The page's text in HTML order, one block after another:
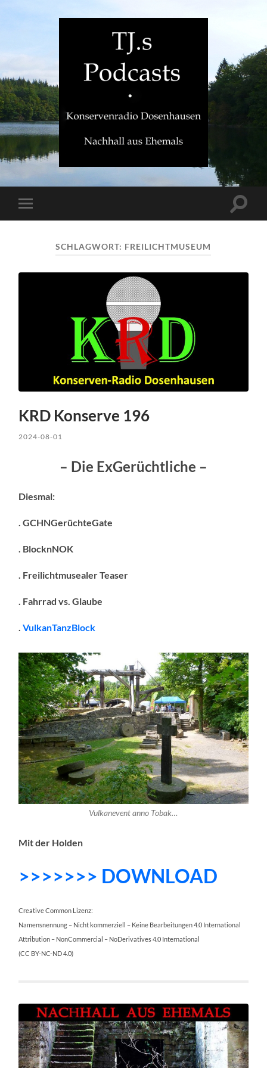
TJ.s
Mobile-
Menü
SCHLAGWORT: FREILICHTMUSEUM
KRD Konserve 196
2024-08-01
– Die ExGerüchtliche –
Diesmal:
. GCHNGerüchteGate
. BlocknNOK
. Freilichtmusealer Teaser
. Fahrrad vs. Glaube
.VulkanTanzBlock
Vulkanevent anno Tobak…
Mit der Holden
>>>>>>> DOWNLOAD
Creative Common Lizenz:
Namensnennung – Nicht kommerziell – Keine Bearbeitungen 4.0 International
Attribution – NonCommercial – NoDerivatives 4.0 International
(CC BY-NC-ND 4.0)